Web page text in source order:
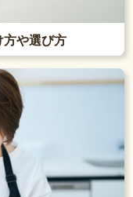
方や選び方